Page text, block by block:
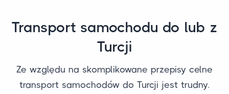
Transport samochodu do lub z
Turcji
Ze względu na skomplikowane przepisy celne
transport samochodów do Turcji jest trudny.